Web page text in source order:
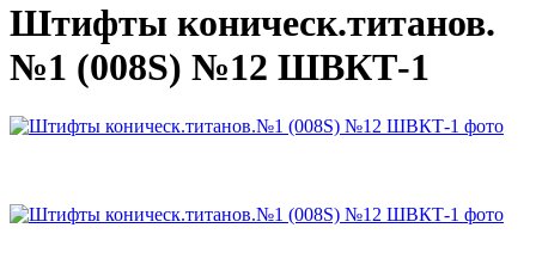
Штифты коническ.титанов.
№1 (008S) №12 ШВКТ-1